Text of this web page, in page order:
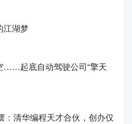
江湖梦
……起底自动驾驶公司“擎天
：清华编程天才合伙，创办仅